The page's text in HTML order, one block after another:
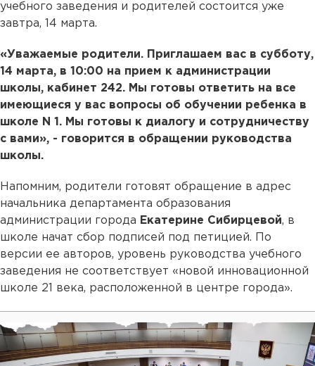
учебного заведения и родителей состоится уже
завтра, 14 марта.
«Уважаемые родители. Приглашаем вас в субботу,
14 марта, в 10:00 на прием к администрации
школы, кабинет 242. Мы готовы ответить на все
имеющиеся у вас вопросы об обучении ребенка в
школе N 1. Мы готовы к диалогу и сотрудничеству
с вами», - говорится в обращении руководства
школы.
Напомним, родители готовят обращение в адрес
начальника департамента образования
администрации города Екатерине Сибирцевой, в
школе начат сбор подписей под петицией. По
версии ее авторов, уровень руководства учебного
заведения не соответствует «новой инновационной
школе 21 века, расположенной в центре города».